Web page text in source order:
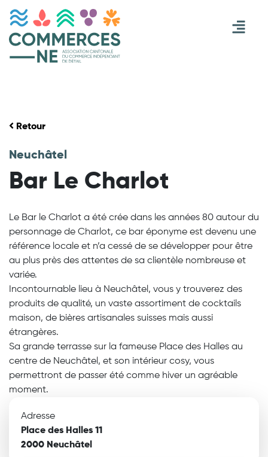
Retour
Neuchâtel
Bar Le Charlot
Le Bar le Charlot a été crée dans les années 80 autour du
personnage de Charlot, ce bar éponyme est devenu une
référence locale et n’a cessé de se développer pour être
au plus près des attentes de sa clientèle nombreuse et
variée.
Incontournable lieu à Neuchâtel, vous y trouverez des
produits de qualité, un vaste assortiment de cocktails
maison, de bières artisanales suisses mais aussi
étrangères.
Sa grande terrasse sur la fameuse Place des Halles au
centre de Neuchâtel, et son intérieur cosy, vous
permettront de passer été comme hiver un agréable
moment.
Adresse
Place des Halles 11
2000 Neuchâtel